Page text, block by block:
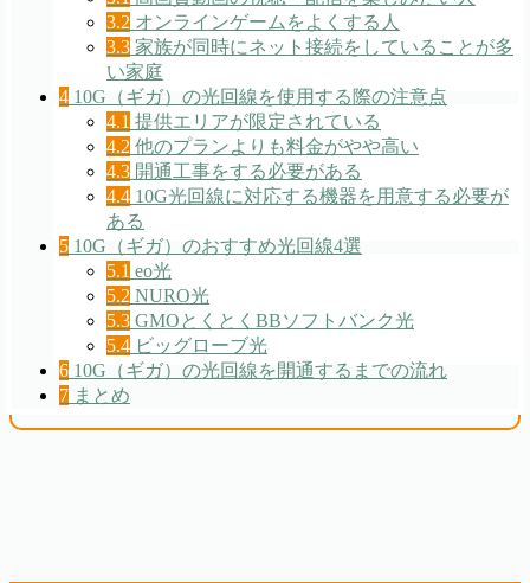
3.2 オンラインゲームをよくする人
3.3 家族が同時にネット接続をしていることが多
い家庭
4 10G（ギガ）の光回線を使用する際の注意点
4.1 提供エリアが限定されている
4.2 他のプランよりも料金がやや高い
4.3 開通工事をする必要がある
4.4 10G光回線に対応する機器を用意する必要が
ある
5 10G（ギガ）のおすすめ光回線4選
5.1 eo光
5.2 NURO光
5.3 GMOとくとくBBソフトバンク光
5.4 ビッグローブ光
6 10G（ギガ）の光回線を開通するまでの流れ
7 まとめ